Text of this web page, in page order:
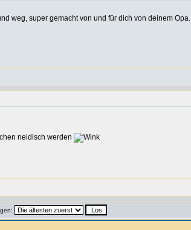
weg, super gemacht von und für dich von deinem Opa.
neidisch werden